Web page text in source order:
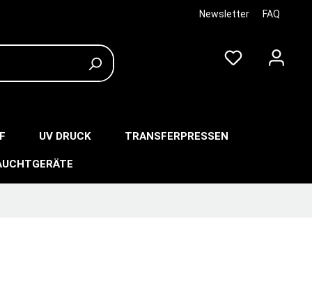
Newsletter FAQ
UV DRUCK TRANSFERPRESSEN